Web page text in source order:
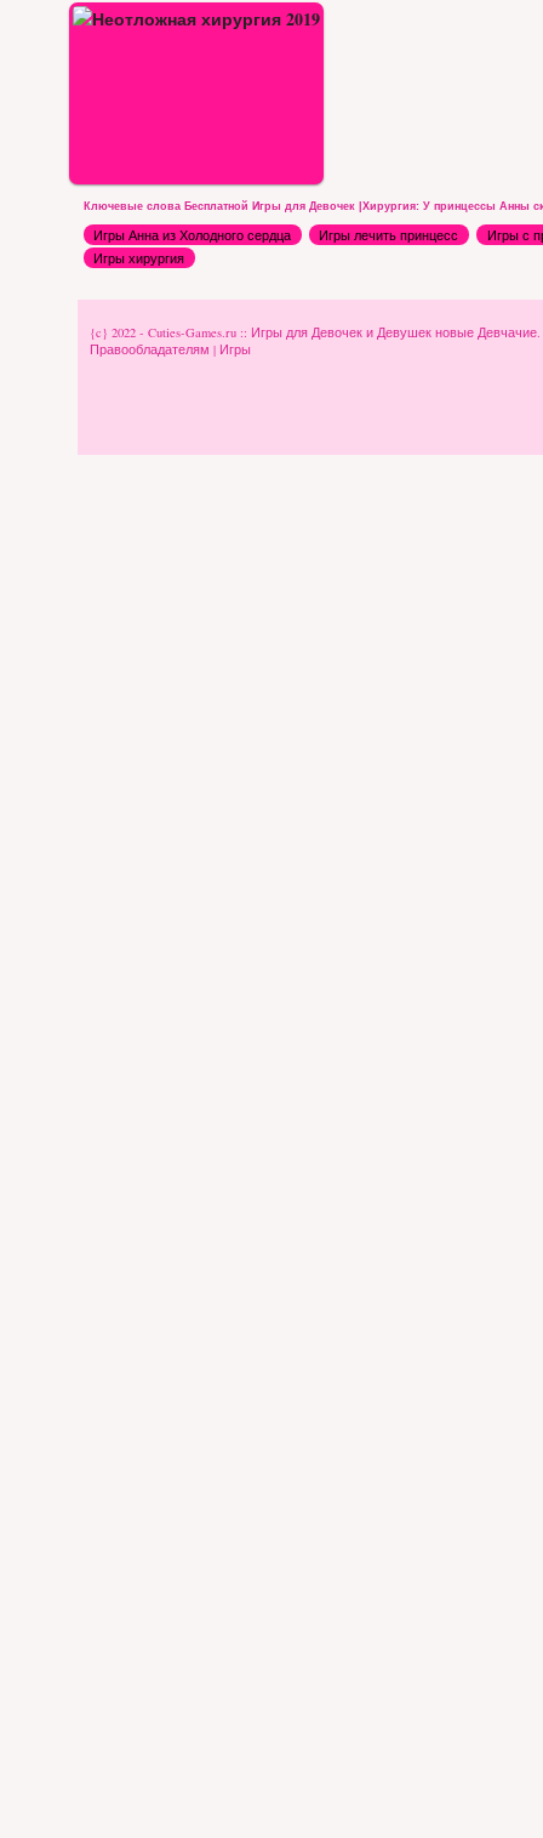
Ключевые слова Бесплатной Игры для Девочек |Хирургия: У принцессы Анны
Игры Анна из Холодного сердца Игры лечить принцесс
Игры с
Игры хирургия
{c} 2022 - Cuties-Games.ru :: Игры для Девочек и Девушек новые
Правообладателям | Игры